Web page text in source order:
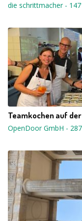
die schrittmacher-
Teamkochen auf
OpenDoor GmbH -